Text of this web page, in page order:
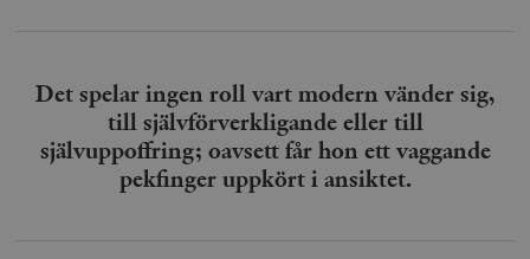
Det spelar ingen roll vart modern vänder sig,
till självförverkligande eller till
självuppoffring; oavsett får hon ett vaggande
pekfinger uppkört i ansiktet.